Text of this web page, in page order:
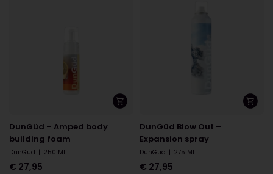
DunGüd – Amped body
building foam
DunGüd | 250 ML
€ 27,95
DunGüd Blow Out –
Expansion spray
DunGüd | 275 ML
€ 27,95